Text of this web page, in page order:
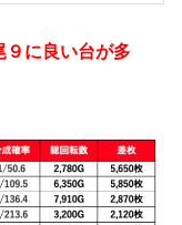
９に良い台が多